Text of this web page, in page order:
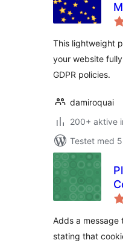
This lightweight
your website
GDPR policies.
damiroquai
200+ aktive
Testet med
Adds a
stating that